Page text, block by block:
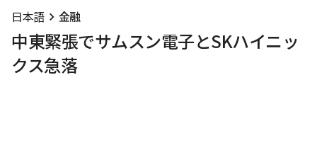
日本語 金融
中東緊張でサムスン電子とSKハイニッ
クス急落